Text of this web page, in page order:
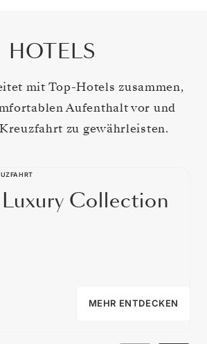
HOTELS
mit Top-Hotels zusammen,
Aufenthalt vor und
zu gewährleisten.
Collection
MEHR ENTDECKEN